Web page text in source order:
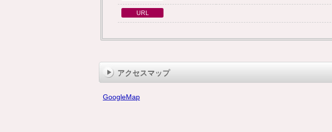
URL
アクセスマップ
GoogleMap